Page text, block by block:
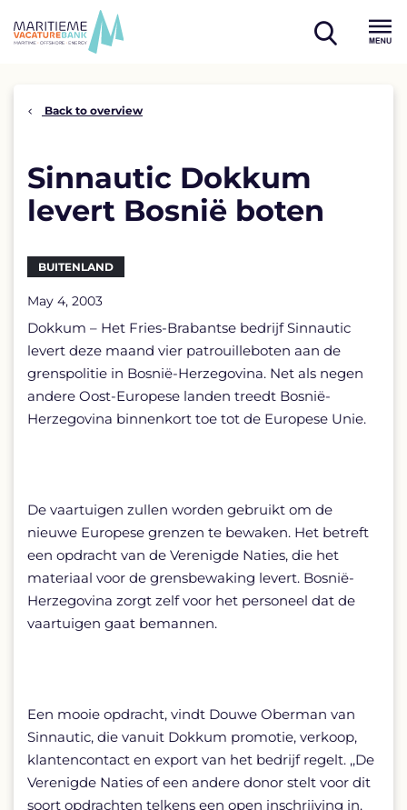
open
Back to overview
Sinnautic Dokkum
levert Bosnië boten
BUITENLAND
May 4, 2003
Dokkum – Het Fries-Brabantse bedrijf Sinnautic
levert deze maand vier patrouilleboten aan de
grenspolitie in Bosnië-Herzegovina. Net als negen
andere Oost-Europese landen treedt Bosnië-
Herzegovina binnenkort toe tot de Europese Unie.
De vaartuigen zullen worden gebruikt om de
nieuwe Europese grenzen te bewaken. Het betreft
een opdracht van de Verenigde Naties, die het
materiaal voor de grensbewaking levert. Bosnië-
Herzegovina zorgt zelf voor het personeel dat de
vaartuigen gaat bemannen.
Een mooie opdracht, vindt Douwe Oberman van
Sinnautic, die vanuit Dokkum promotie, verkoop,
klantencontact en export van het bedrijf regelt. ,,De
Verenigde Naties of een andere donor stelt voor dit
soort opdrachten telkens een open inschrijving in.